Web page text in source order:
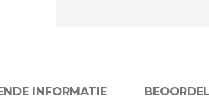
INFORMATIE